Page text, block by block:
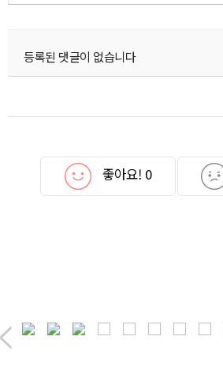
등록된 댓글이 없습니다
좋아요! 0